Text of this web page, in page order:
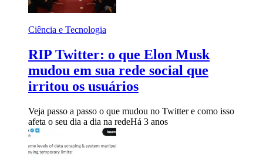
Ciência e Tecnologia
RIP Twitter: o que Elon Musk
mudou em sua rede social que
irritou os usuários
Veja passo a passo o que mudou no Twitter e como isso
afeta o seu dia a dia na redeHá 3 anos